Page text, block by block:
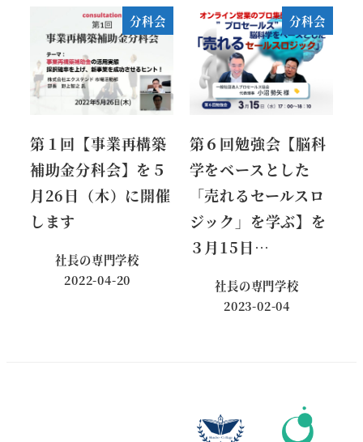
分科会
第１回【事業再構築
補助金分科会】を５
月26日（木）に開催
します
社長の専門学校
投稿日
2022-04-20
分科会
第６回勉強会【脳科
学をベースとした
「売れるセールスロ
ジック」を学ぶ】を
３月15日…
社長の専門学校
投稿日
2023-02-04